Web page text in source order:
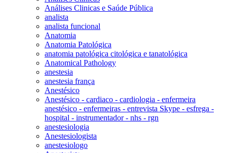
Análises Clinicas e Saúde Pública
analista
analista funcional
Anatomia
Anatomia Patológica
anatomia patológica citológica e tanatológica
Anatomical Pathology
anestesia
anestesia frança
Anestésico
Anestésico - cardiaco - cardiologia - enfermeira
anestésico - enfermeiras - entrevista Skype - esfrega -
hospital - instrumentador - nhs - rgn
anestesiologia
Anestesiologista
anestesiologo